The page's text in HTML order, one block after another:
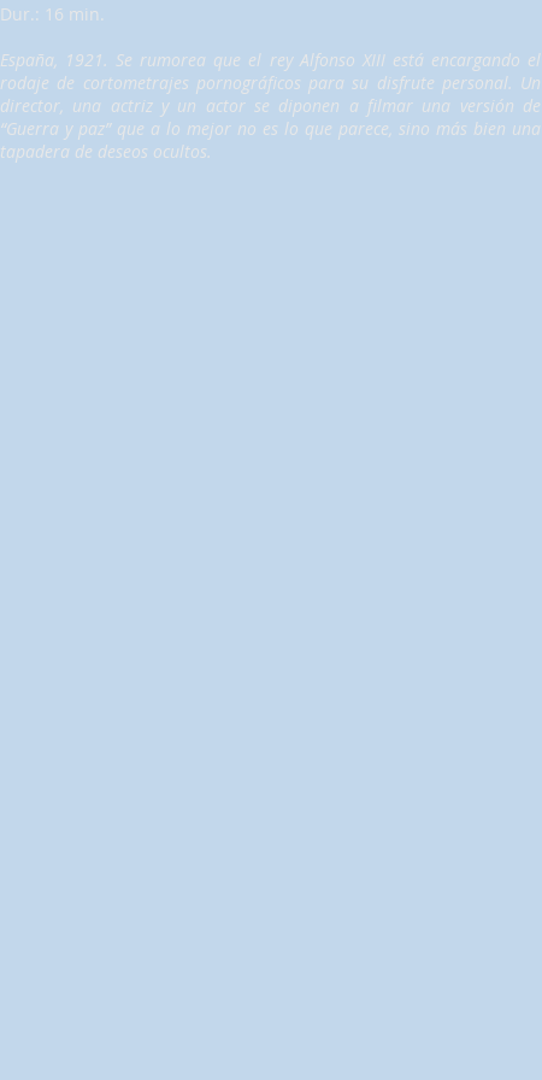
Dur.: 16 min.
España, 1921. Se rumorea que el rey Alfonso XIII está encargando el
rodaje de cortometrajes pornográficos para su disfrute personal. Un
director, una actriz y un actor se diponen a filmar una versión de
“Guerra y paz” que a lo mejor no es lo que parece, sino más bien una
tapadera de deseos ocultos.